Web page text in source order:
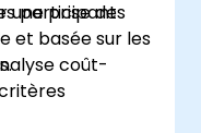
une prise de
et basée sur les
participants
coût-